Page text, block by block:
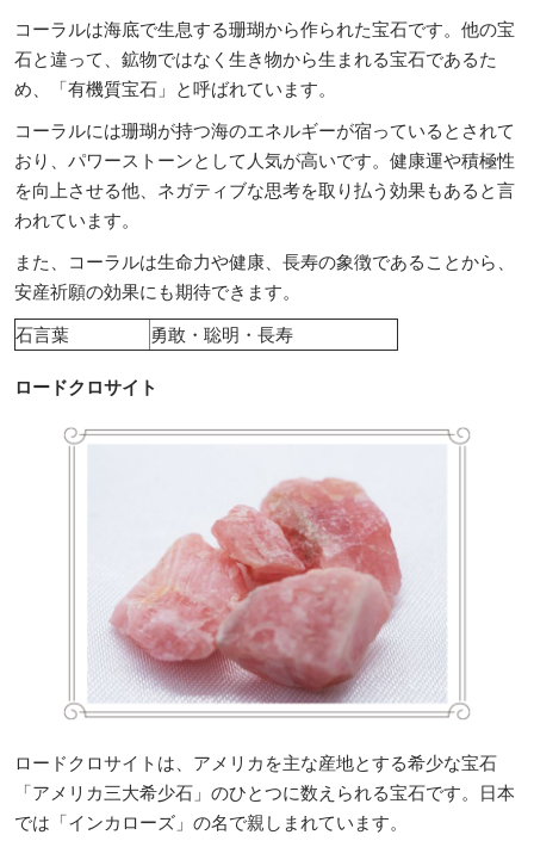
コーラルは海底で生息する珊瑚から作られた宝石です。他の宝
石と違って、鉱物ではなく生き物から生まれる宝石であるた
め、「有機質宝石」と呼ばれています。
コーラルには珊瑚が持つ海のエネルギーが宿っているとされて
おり、パワーストーンとして人気が高いです。健康運や積極性
を向上させる他、ネガティブな思考を取り払う効果もあると言
われています。
また、コーラルは生命力や健康、長寿の象徴であることから、
安産祈願の効果にも期待できます。
石言葉
勇敢・聡明・長寿
ロードクロサイト
ロードクロサイトは、アメリカを主な産地とする希少な宝石
「アメリカ三大希少石」のひとつに数えられる宝石です。日本
では「インカローズ」の名で親しまれています。